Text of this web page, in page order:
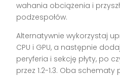
wahania obciążenia i
podzespołów.
Alternatywnie wykorzystaj
CPU i GPU, a następnie
peryferia i sekcję płyty, po
przez 1.2-1.3. Oba